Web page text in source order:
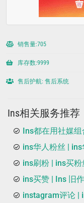
销售量:705
库存数:9999
售后护航: 售后系统
Ins相关服务推荐
Ins都在用社媒组
ins华人粉丝 |
ins刷粉 | ins买粉
ins买赞 | Ins 旧
instagram评论 |